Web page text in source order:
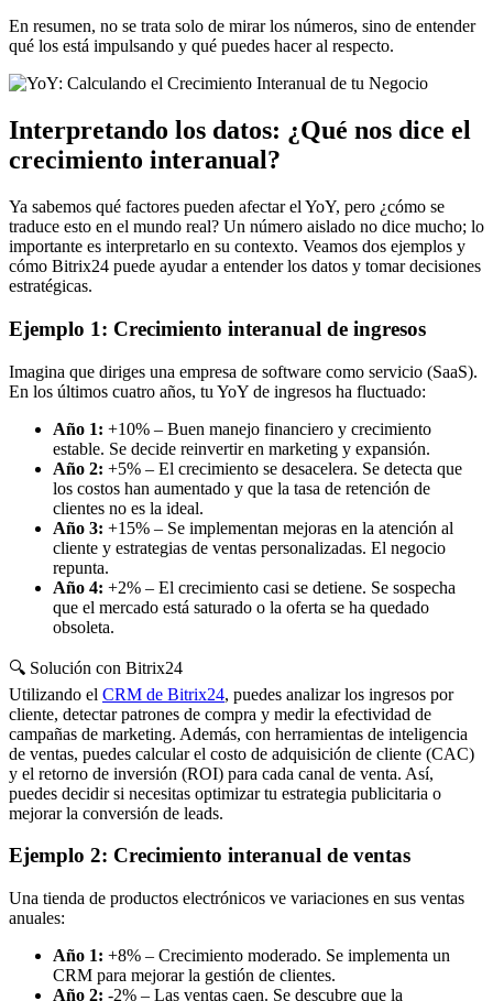
En resumen, no se trata solo de mirar los números, sino de entender
qué los está impulsando y qué puedes hacer al respecto.
Interpretando los datos: ¿Qué nos dice el
crecimiento interanual?
Ya sabemos qué factores pueden afectar el YoY, pero ¿cómo se
traduce esto en el mundo real? Un número aislado no dice mucho; lo
importante es interpretarlo en su contexto. Veamos dos ejemplos y
cómo Bitrix24 puede ayudar a entender los datos y tomar decisiones
estratégicas.
Ejemplo 1: Crecimiento interanual de ingresos
Imagina que diriges una empresa de software como servicio (SaaS).
En los últimos cuatro años, tu YoY de ingresos ha fluctuado:
Año 1: +10% – Buen manejo financiero y crecimiento
estable. Se decide reinvertir en marketing y expansión.
Año 2: +5% – El crecimiento se desacelera. Se detecta que
los costos han aumentado y que la tasa de retención de
clientes no es la ideal.
Año 3: +15% – Se implementan mejoras en la atención al
cliente y estrategias de ventas personalizadas. El negocio
repunta.
Año 4: +2% – El crecimiento casi se detiene. Se sospecha
que el mercado está saturado o la oferta se ha quedado
obsoleta.
🔍 Solución con Bitrix24
Utilizando el CRM de Bitrix24, puedes analizar los ingresos por
cliente, detectar patrones de compra y medir la efectividad de
campañas de marketing. Además, con herramientas de inteligencia
de ventas, puedes calcular el costo de adquisición de cliente (CAC)
y el retorno de inversión (ROI) para cada canal de venta. Así,
puedes decidir si necesitas optimizar tu estrategia publicitaria o
mejorar la conversión de leads.
Ejemplo 2: Crecimiento interanual de ventas
Una tienda de productos electrónicos ve variaciones en sus ventas
anuales:
Año 1: +8% – Crecimiento moderado. Se implementa un
CRM para mejorar la gestión de clientes.
Año 2: -2% – Las ventas caen. Se descubre que la